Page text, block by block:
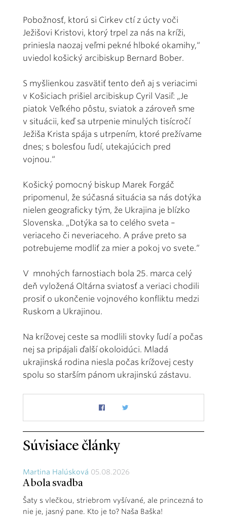
Pobožnosť, ktorú si Cirkev ctí z úcty voči
Ježišovi Kristovi, ktorý trpel za nás na kríži,
priniesla naozaj veľmi pekné hlboké okamihy,“
uviedol košický arcibiskup Bernard Bober.
S myšlienkou zasvätiť tento deň aj s veriacimi
v Košiciach prišiel arcibiskup Cyril Vasiľ: „Je
piatok Veľkého pôstu, sviatok a zároveň sme
v situácii, keď sa utrpenie minulých tisícročí
Ježiša Krista spája s utrpením, ktoré prežívame
dnes; s bolesťou ľudí, utekajúcich pred
vojnou.“
Košický pomocný biskup Marek Forgáč
pripomenul, že súčasná situácia sa nás dotýka
nielen geograficky tým, že Ukrajina je blízko
Slovenska. „Dotýka sa to celého sveta –
veriaceho či neveriaceho. A práve preto sa
potrebujeme modliť za mier a pokoj vo svete.“
V mnohých farnostiach bola 25. marca celý
deň vyložená Oltárna sviatosť a veriaci chodili
prosiť o ukončenie vojnového konfliktu medzi
Ruskom a Ukrajinou.
Na krížovej ceste sa modlili stovky ľudí a počas
nej sa pripájali ďalší okoloidúci. Mladá
ukrajinská rodina niesla počas krížovej cesty
spolu so starším pánom ukrajinskú zástavu.
Súvisiace články
Martina Halúsková 05.08.2026
A bola svadba
Šaty s vlečkou, striebrom vyšívané, ale princezná to
nie je, jasný pane. Kto je to? Naša Baška!